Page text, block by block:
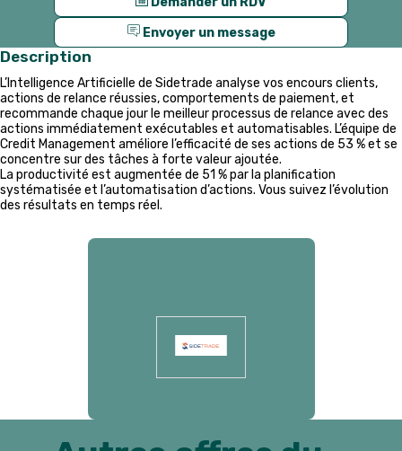
Envoyer un message
Description
L’Intelligence Artificielle de Sidetrade analyse vos encours clients,
actions de relance réussies, comportements de paiement, et
recommande chaque jour le meilleur processus de relance avec des
actions immédiatement exécutables et automatisables. L’équipe de
Credit Management améliore l’efficacité de ses actions de 53 % et se
concentre sur des tâches à forte valeur ajoutée.
La productivité est augmentée de 51 % par la planification
systématisée et l’automatisation d’actions. Vous suivez l’évolution
des résultats en temps réel.